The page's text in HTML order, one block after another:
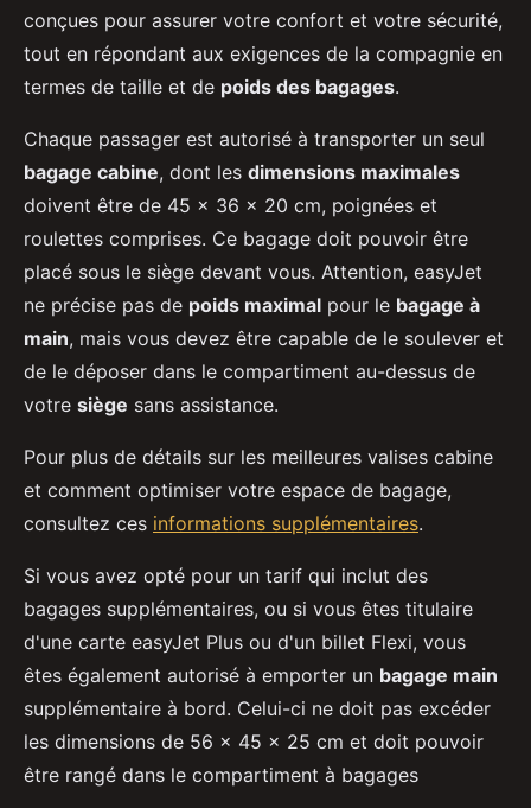
conçues pour assurer votre confort et votre sécurité,
tout en répondant aux exigences de la compagnie en
termes de taille et de poids des bagages.
Chaque passager est autorisé à transporter un seul
bagage cabine, dont les dimensions maximales
doivent être de 45 x 36 x 20 cm, poignées et
roulettes comprises. Ce bagage doit pouvoir être
placé sous le siège devant vous. Attention, easyJet
ne précise pas de poids maximal pour le bagage à
main, mais vous devez être capable de le soulever et
de le déposer dans le compartiment au-dessus de
votre siège sans assistance.
Pour plus de détails sur les meilleures valises cabine
et comment optimiser votre espace de bagage,
consultez ces informations supplémentaires.
Si vous avez opté pour un tarif qui inclut des
bagages supplémentaires, ou si vous êtes titulaire
d'une carte easyJet Plus ou d'un billet Flexi, vous
êtes également autorisé à emporter un bagage main
supplémentaire à bord. Celui-ci ne doit pas excéder
les dimensions de 56 x 45 x 25 cm et doit pouvoir
être rangé dans le compartiment à bagages